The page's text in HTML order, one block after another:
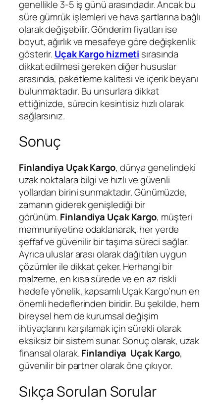
genellikle 3-5 iş günü arasındadır. Ancak bu
süre gümrük işlemleri ve hava şartlarına bağlı
olarak değişebilir. Gönderim fiyatları ise
boyut, ağırlık ve mesafeye göre değişkenlik
gösterir. Uçak Kargo hizmeti sırasında
dikkat edilmesi gereken diğer hususlar
arasında, paketleme kalitesi ve içerik beyanı
bulunmaktadır. Bu unsurlara dikkat
ettiğinizde, sürecin kesintisiz hızlı olarak
sağlarsınız.
Sonuç
Finlandiya Uçak Kargo, dünya genelindeki
uzak noktalara bilgi ve hızlı ve güvenli
yollardan birini sunmaktadır. Günümüzde,
zamanın giderek genişlediği bir
görünüm. Finlandiya Uçak Kargo, müşteri
memnuniyetine odaklanarak, her yerde
şeffaf ve güvenilir bir taşıma süreci sağlar.
Ayrıca uluslar arası olarak dağıtılan uygun
çözümler ile dikkat çeker. Herhangi bir
malzeme, en kısa sürede ve en az riskli
hedefe yönelik, kapsamlı Uçak Kargo’nun en
önemli hedeflerinden biridir. Bu şekilde, hem
bireysel hem de kurumsal değişim
ihtiyaçlarını karşılamak için sürekli olarak
eksiksiz bir sistem sunar. Sonuç olarak, uzak
finansal olarak.Finlandiya Uçak Kargo,
güvenilir bir partner olarak öne çıkıyor.
Sıkça Sorulan Sorular